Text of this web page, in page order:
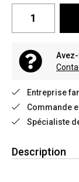
Entreprise
Commande
Spécialiste
Description